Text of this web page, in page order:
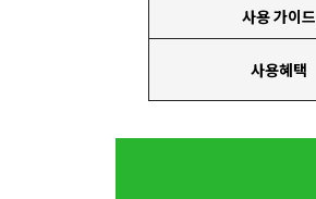
사용 가이드
사용혜택